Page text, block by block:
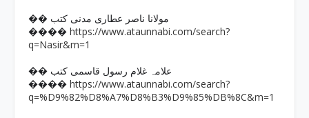
�� مولانا ناصر عطاری مدنی کتب
���� https://www.ataunnabi.com/search?
q=Nasir&m=1
�� علامہ غلام رسول قاسمی کتب
���� https://www.ataunnabi.com/search?
q=%D9%82%D8%A7%D8%B3%D9%85%DB%8C&m=1